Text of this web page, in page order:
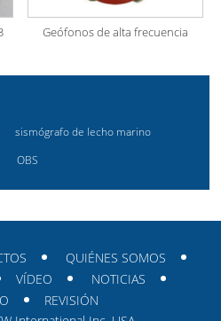
Geófonos de alta frecuencia
sismógrafo de lecho marino
OBS
QUIÉNES SOMOS
VÍDEO
NOTICIAS
REVISIÓN